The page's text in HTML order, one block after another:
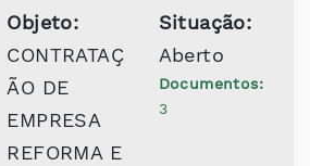
Objeto:
CONTRATAÇ
ÃO DE
EMPRESA
REFORMA E
Situação:
Aberto
Documentos:
3